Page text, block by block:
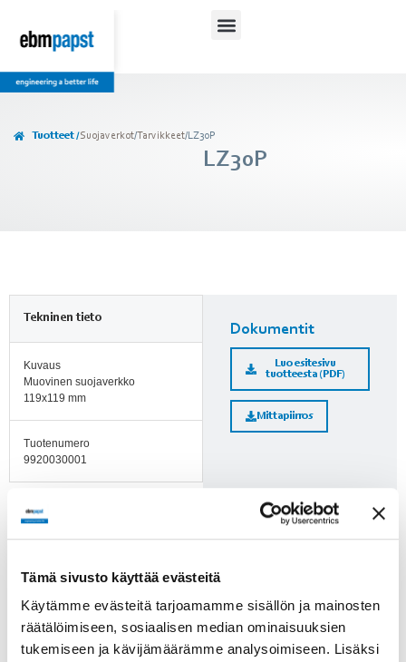
Tämä sivusto käyttää evästeitä
Käytämme evästeitä tarjoamamme sisällön ja mainosten
räätälöimiseen, sosiaalisen median ominaisuuksien
tukemiseen ja kävijämäärämme analysoimiseen. Lisäksi
Tuotteet /Suojaverkot/Tarvikkeet/LZ30P
LZ30P
Tekninen tieto
Kuvaus
Muovinen suojaverkko
119x119 mm
Tuotenumero
9920030001
Dokumentit
Luo esitesivu
tuotteesta (PDF)
Mittapiirros
Huomioi ErP-direktiivi!
merkitty, läpäiseekö tuote
direktiivin vaatimukset.